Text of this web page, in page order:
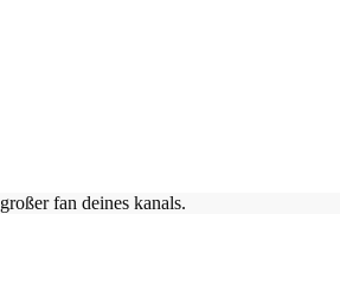
fan deines kanals.